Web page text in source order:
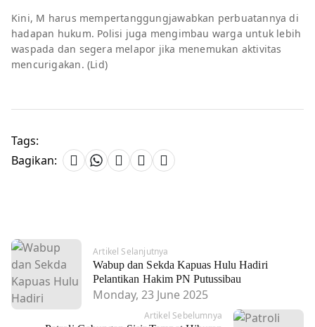
Kini, M harus mempertanggungjawabkan perbuatannya di
hadapan hukum. Polisi juga mengimbau warga untuk lebih
waspada dan segera melapor jika menemukan aktivitas
mencurigakan. (Lid)
Tags:
Bagikan:
Artikel Selanjutnya
Wabup dan Sekda Kapuas Hulu Hadiri
Pelantikan Hakim PN Putussibau
Monday, 23 June 2025
Artikel Sebelumnya